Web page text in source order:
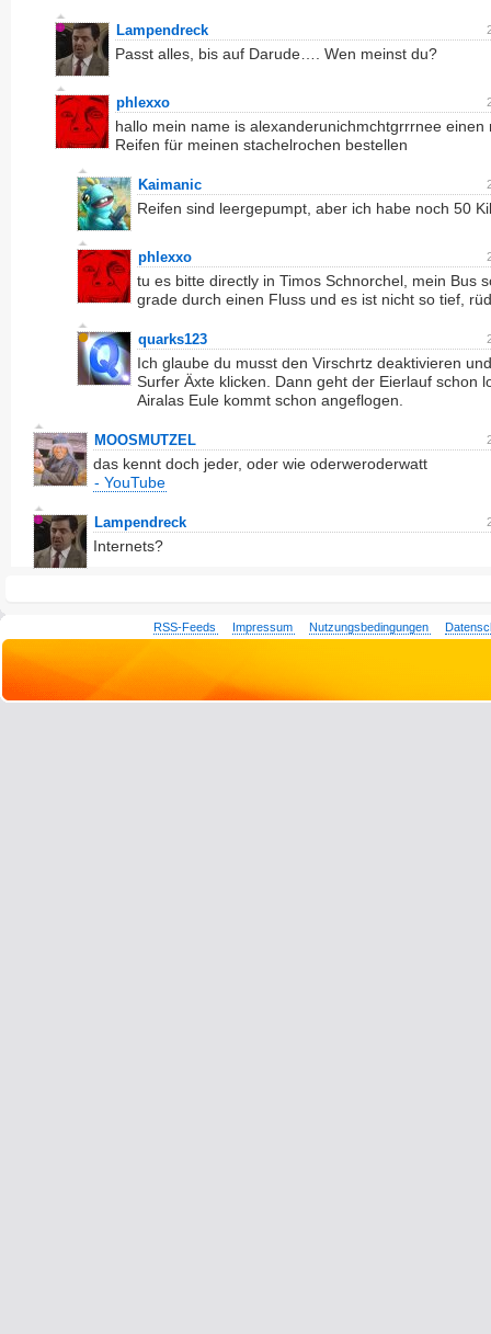
Lampendreck
Passt alles, bis auf Darude…. Wen meinst du?
phlexxo
hallo mein name is alexanderunichmchtgrrrnee einen
Reifen für meinen stachelrochen bestellen
Kaimanic
Reifen sind leergepumpt, aber ich habe noch 50
phlexxo
tu es bitte directly in Timos Schnorchel, mein Bus
grade durch einen Fluss und es ist nicht so tief,
quarks123
Ich glaube du musst den Virschrtz deaktivieren
Surfer Äxte klicken. Dann geht der Eierlauf schon
Airalas Eule kommt schon angeflogen.
MOOSMUTZEL
das kennt doch jeder, oder wie oderweroderwatt
- YouTube
Lampendreck
Internets?
RSS-Feeds Impressum Nutzungsbedingungen